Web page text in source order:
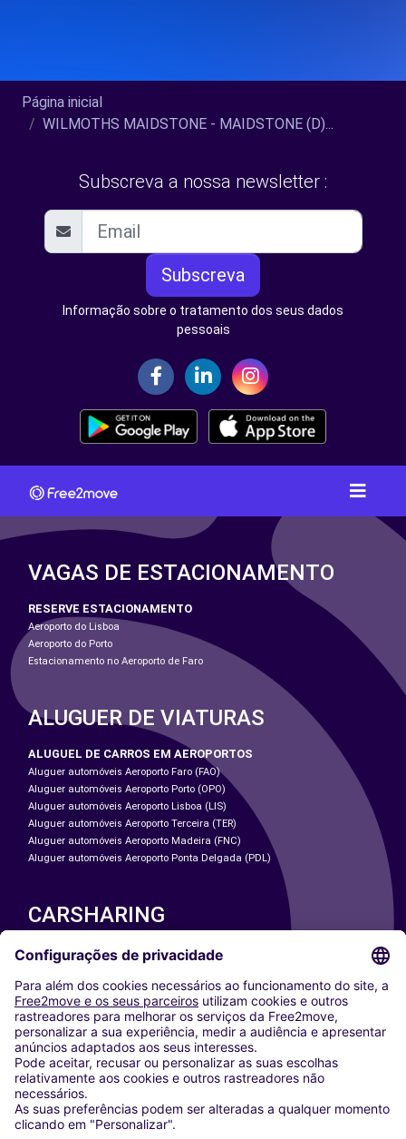
Página inicial
WILMOTHS MAIDSTONE - MAIDSTONE (D)...
Subscreva a nossa newsletter :
Subscreva
Informação sobre o tratamento dos seus dados
pessoais
VAGAS DE ESTACIONAMENTO
RESERVE ESTACIONAMENTO
Aeroporto do Lisboa
Aeroporto do Porto
Estacionamento no Aeroporto de Faro
ALUGUER DE VIATURAS
ALUGUEL DE CARROS EM AEROPORTOS
Aluguer automóveis Aeroporto Faro (FAO)
Aluguer automóveis Aeroporto Porto (OPO)
Aluguer automóveis Aeroporto Lisboa (LIS)
Aluguer automóveis Aeroporto Terceira (TER)
Aluguer automóveis Aeroporto Madeira (FNC)
Aluguer automóveis Aeroporto Ponta Delgada (PDL)
CARSHARING
NOSSAS CIDADES
Washington DC
Milan
Rome
Turin
Vienna
Berlin
Cologne
Dusseldorf
Frankfurt